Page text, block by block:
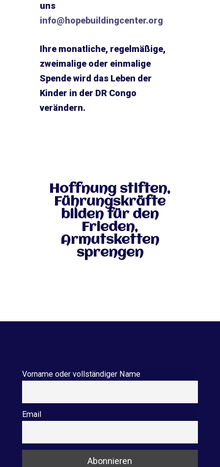
uns
info@hopebuildingcenter.org
Ihre monatliche, regelmäßige,
zweimalige oder einmalige
Spende wird das Leben der
Kinder in der DR Congo
verändern.
Hoffnung stiften,
Führungskräfte
bilden für den
Frieden,
Armutsketten
sprengen
Vorname oder vollständiger Name
Email